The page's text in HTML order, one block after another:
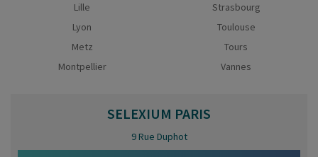
Lille
Lyon
Metz
Montpellier
Strasbourg
Toulouse
Tours
Vannes
SELEXIUM PARIS
9 Rue Duphot